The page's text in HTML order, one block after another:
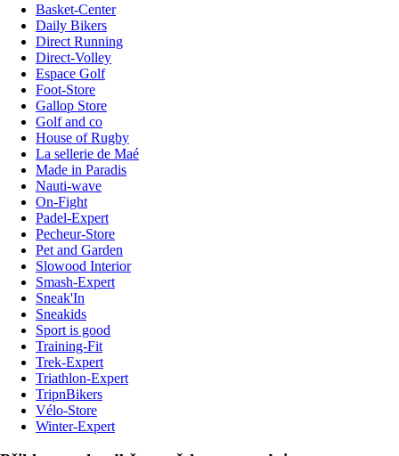
Basket-Center
Daily Bikers
Direct Running
Direct-Volley
Espace Golf
Foot-Store
Gallop Store
Golf and co
House of Rugby
La sellerie de Maé
Made in Paradis
Nauti-wave
On-Fight
Padel-Expert
Pecheur-Store
Pet and Garden
Slowood Interior
Smash-Expert
Sneak'In
Sneakids
Sport is good
Training-Fit
Trek-Expert
Triathlon-Expert
TripnBikers
Vélo-Store
Winter-Expert